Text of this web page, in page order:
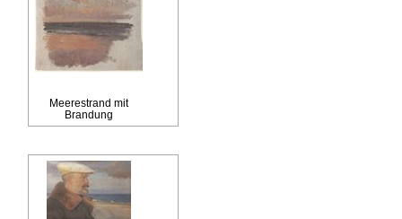
Meerestrand mit
Brandung